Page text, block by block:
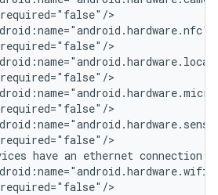
>
>
>
>
>
have an ethernet connection
>